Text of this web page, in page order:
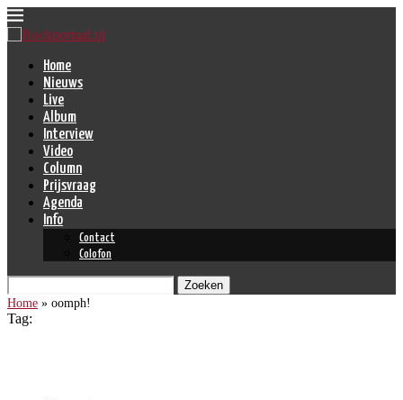
Home
Nieuws
Live
Album
Interview
Video
Column
Prijsvraag
Agenda
Info
Contact
Colofon
Zoeken
Home » oomph!
Tag: